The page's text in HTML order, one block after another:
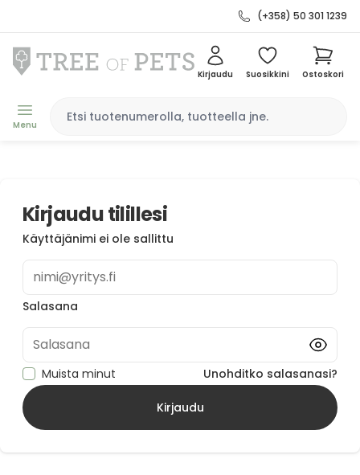
(+358) 50 301 1239
Menu
Kirjaudu Suosikkini Ostoskori
Kirjaudu tilillesi
Käyttäjänimi ei ole sallittu
nimi@yritys.fi
Salasana
Salasana
Muista minut Unohditko salasanasi?
Kirjaudu